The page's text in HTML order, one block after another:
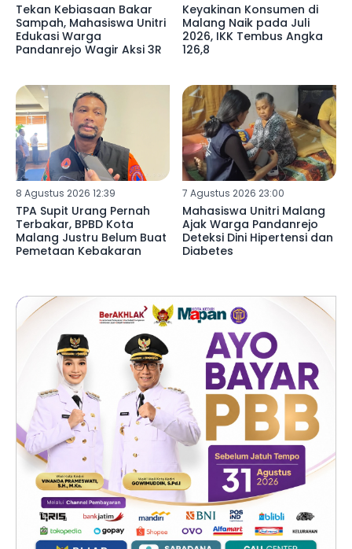
Tekan Kebiasaan Bakar
Sampah, Mahasiswa Unitri
Edukasi Warga
Pandanrejo Wagir Aksi 3R
Keyakinan Konsumen di
Malang Naik pada Juli
2026, IKK Tembus Angka
126,8
8 Agustus 2026 12:39
TPA Supit Urang Pernah
Terbakar, BPBD Kota
Malang Justru Belum Buat
Pemetaan Kebakaran
7 Agustus 2026 23:00
Mahasiswa Unitri Malang
Ajak Warga Pandanrejo
Deteksi Dini Hipertensi dan
Diabetes